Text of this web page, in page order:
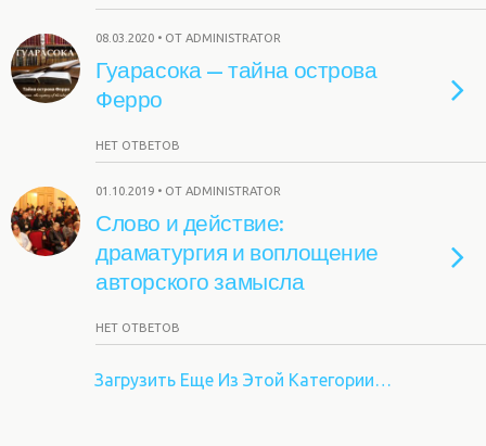
08.03.2020 • ОТ ADMINISTRATOR
Гуарасока — тайна острова
Ферро
НЕТ ОТВЕТОВ
01.10.2019 • ОТ ADMINISTRATOR
Слово и действие:
драматургия и воплощение
авторского замысла
НЕТ ОТВЕТОВ
Загрузить Еще Из Этой Категории…